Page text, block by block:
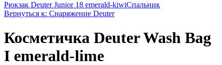
Рюкзак Deuter Junior 18 emerald-kiwiСпальник
Вернуться к: Снаряжение Deuter
Косметичка Deuter Wash Bag
I emerald-lime